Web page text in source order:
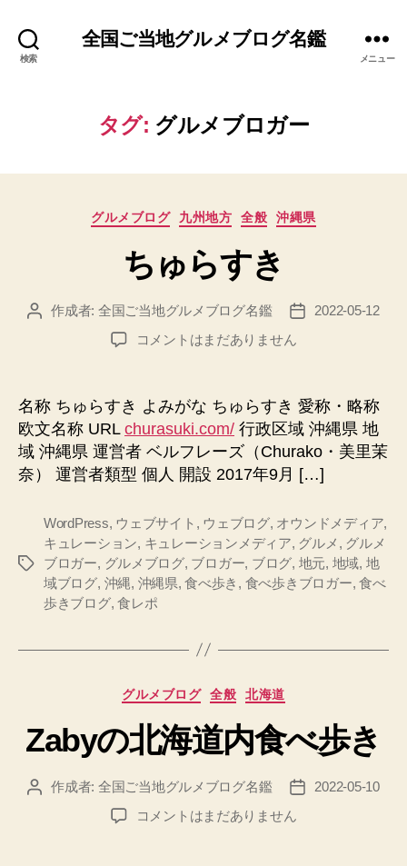
検索
全国ご当地グルメブログ名鑑
メニュー
タグ: グルメブロガー
カ
ゴ
リ
グルメブログ 九州地方 全般 沖縄県
ちゅらすき
投 作成者: 全国ご当地グルメブログ名鑑
投
2022-05-12
ち
き
へ
の
コメントはまだありません
名称 ちゅらすき よみがな ちゅらすき 愛称・略称
欧文名称 URL churasuki.com/ 行政区域 沖縄県 地
域 沖縄県 運営者 ベルフレーズ（Churako・美里茉
奈） 運営者類型 個人 開設 2017年9月 […]
タ
WordPress, ウェブサイト , ウェブログ, オウンドメディア,
キュレーション, キュレーションメディア, グルメ , グルメ
ブロガー, グルメブログ, ブロガー, ブログ, 地元, 地域, 地
域ブログ, 沖縄, 沖縄県,食べ歩き , 食べ歩きブロガー,食べ
歩きブログ,食レポ
カ
ゴ
リ
グルメブログ 全般 北海道
Zabyの北海道内食べ歩き
投 作成者: 全国ご当地グルメブログ名鑑
投
2022-05-10
Zaby
コメントはまだありません